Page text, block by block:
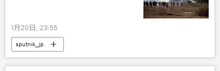
1月20日, 23:55
sputnik_jp